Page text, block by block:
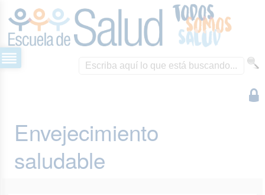
Envejecimiento
saludable